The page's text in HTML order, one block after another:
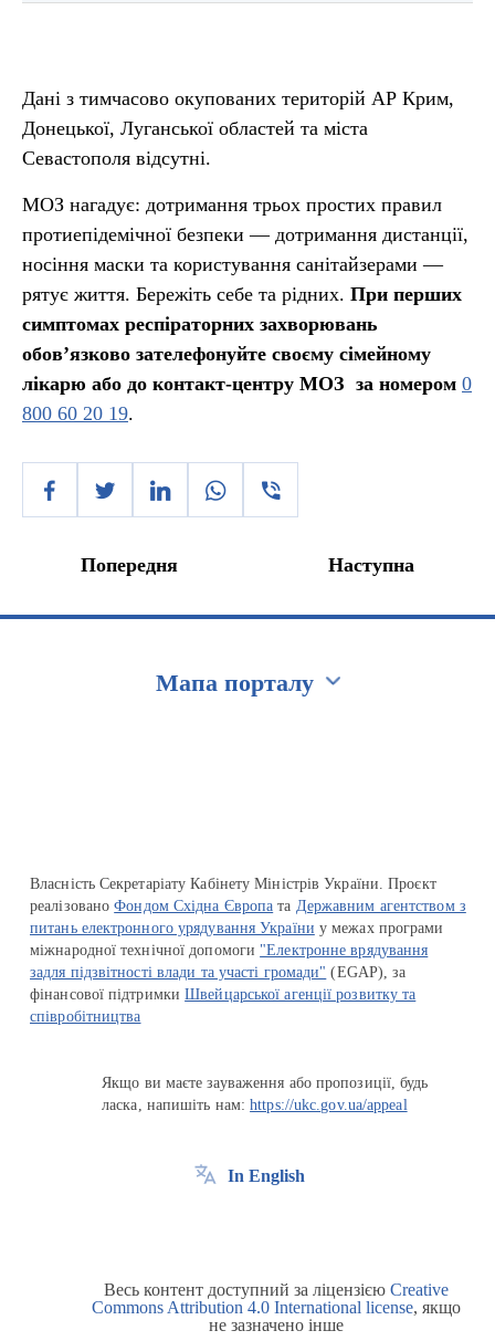
Дані з тимчасово окупованих територій АР Крим,
Донецької, Луганської областей та міста
Севастополя відсутні.
МОЗ нагадує: дотримання трьох простих правил
протиепідемічної безпеки — дотримання дистанції,
носіння маски та користування санітайзерами —
рятує життя. Бережіть себе та рідних. При перших
симптомах респіраторних захворювань
обов’язково зателефонуйте своєму сімейному
лікарю або до контакт-центру МОЗ за номером 0
800 60 20 19.
Попередня Наступна
Мапа порталу
Власність Секретаріату Кабінету Міністрів України. Проєкт
реалізованоФондом Східна Європа та Державним агентством з
питань електронного урядування України у межах програми
міжнародної технічної допомоги "Електронне врядування
задля підзвітності влади та участі громади" (EGAP), за
фінансової підтримкиШвейцарської агенції розвитку та
співробітництва
Якщо ви маєте зауваження або пропозиції, будь
ласка, напишіть нам:https://ukc.gov.ua/appeal
In English
Весь контент доступний за ліцензією Creative
Commons Attribution 4.0 International license, якщо
не зазначено інше